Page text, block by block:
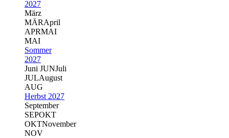
2027
März
MÄRApril
APRMAI
MAI
Sommer
2027
Juni JUNJuli
JULAugust
AUG
Herbst 2027
September
SEPOKT
OKTNovember
NOV